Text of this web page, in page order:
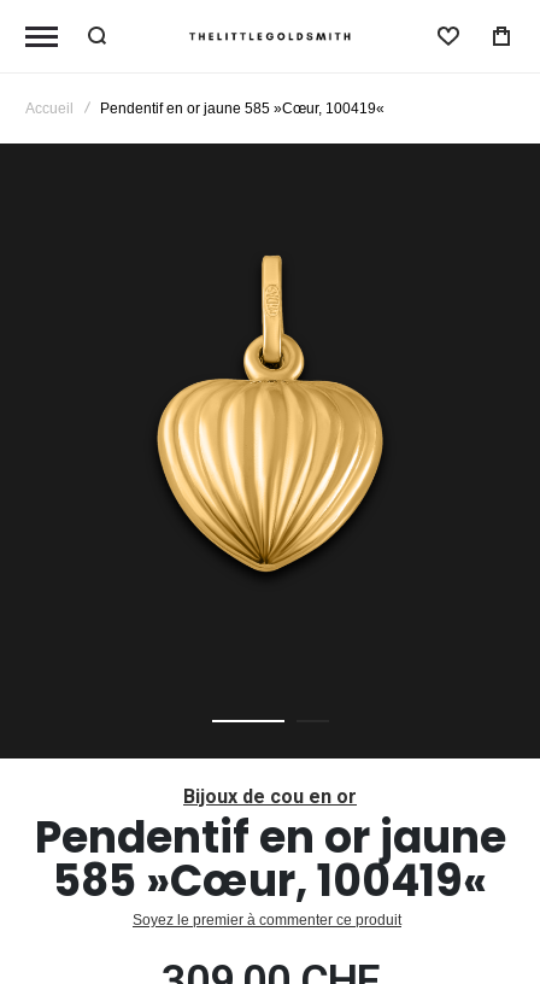
Liste
Accueil Pendentif en or jaune 585 »Cœur, 100419«
Bijoux de cou en or
Pendentif en or jaune
585 »Cœur, 100419«
Soyez le premier à commenter ce produit